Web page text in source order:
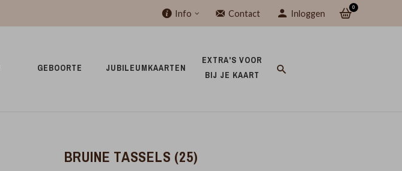
Info Contact Inloggen
0
GEBOORTE JUBILEUMKAARTEN
EXTRA'S VOOR
BIJ JE KAART
BRUINE TASSELS (25)